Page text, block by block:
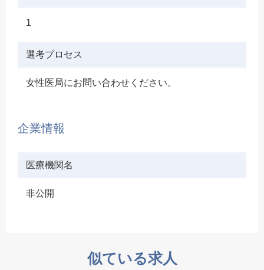
1
選考プロセス
女性医局にお問い合わせください。
企業情報
医療機関名
非公開
似ている求人